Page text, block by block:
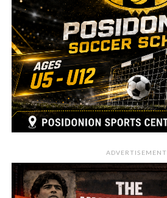
ADVERTISEMENT